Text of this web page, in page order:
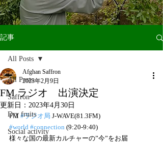
記事
All Posts
Saffron
Dry fruits
Social activity
All Posts
FM ラジオ 出演決定
Afghan Saffron
2023年2月9日
更新日： 2023年4月30日
FM #ラジオ局 J-WAVE(81.3FM)
#world #connection (9:20-9:40)
様々な国の最新カルチャーの”今”をお届